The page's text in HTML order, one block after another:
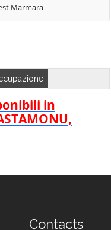
Marmara
in
Contacts